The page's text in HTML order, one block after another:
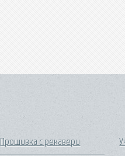
Прошивка с рекавери